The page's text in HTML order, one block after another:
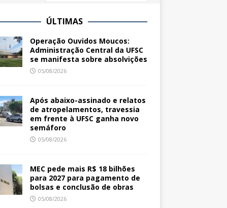
ÚLTIMAS
Operação Ouvidos Moucos:
Administração Central da UFSC
se manifesta sobre absolvições
05/08/2026
Após abaixo-assinado e relatos
de atropelamentos, travessia
em frente à UFSC ganha novo
semáforo
05/08/2026
MEC pede mais R$ 18 bilhões
para 2027 para pagamento de
bolsas e conclusão de obras
05/08/2026